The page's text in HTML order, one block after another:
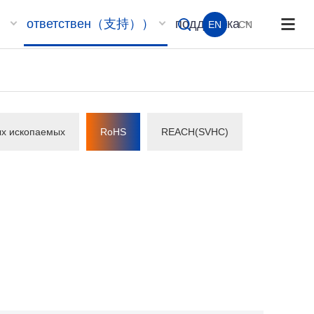
ответствен（支持）） поддержка
EN CN
ископаемых RoHS REACH(SVHC)